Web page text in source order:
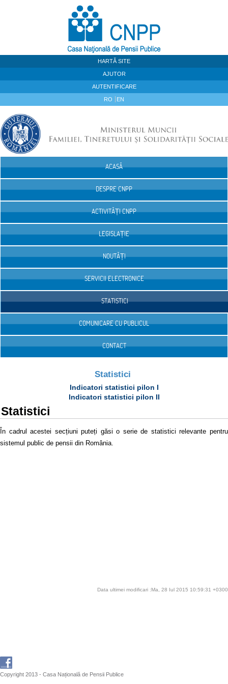
HARTĂ SITE
AJUTOR
AUTENTIFICARE
RO EN
ACASĂ
DESPRE CNPP
ACTIVITĂȚI CNPP
LEGISLAȚIE
NOUTĂȚI
SERVICII ELECTRONICE
STATISTICI
COMUNICARE CU PUBLICUL
CONTACT
Statistici
Indicatori statistici pilon I
Indicatori statistici pilon II
Statistici
În cadrul acestei secțiuni puteți găsi o serie de statistici relevante pentru
sistemul public de pensii din România.
Data ultimei modificari :Ma, 28 Iul 2015 10:59:31 +0300
Copyright 2013 - Casa Națională de Pensii Publice